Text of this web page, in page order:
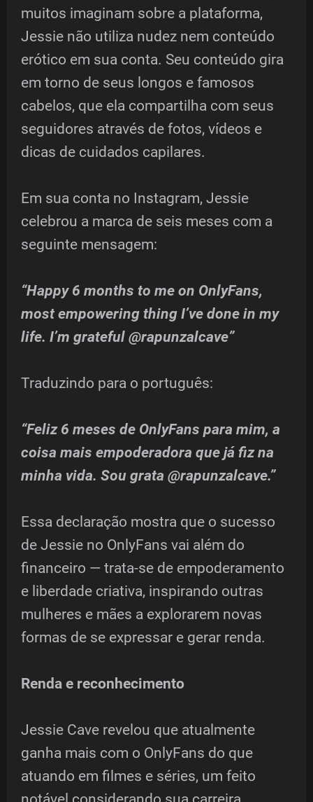
muitos imaginam sobre a plataforma,
Jessie não utiliza nudez nem conteúdo
erótico em sua conta. Seu conteúdo gira
em torno de seus longos e famosos
cabelos, que ela compartilha com seus
seguidores através de fotos, vídeos e
dicas de cuidados capilares.
Em sua conta no Instagram, Jessie
celebrou a marca de seis meses com a
seguinte mensagem:
“Happy 6 months to me on OnlyFans,
most empowering thing I’ve done in my
life. I’m grateful @rapunzalcave”
Traduzindo para o português:
“Feliz 6 meses de OnlyFans para mim, a
coisa mais empoderadora que já fiz na
minha vida. Sou grata @rapunzalcave.”
Essa declaração mostra que o sucesso
de Jessie no OnlyFans vai além do
financeiro — trata-se de empoderamento
e liberdade criativa, inspirando outras
mulheres e mães a explorarem novas
formas de se expressar e gerar renda.
Renda e reconhecimento
Jessie Cave revelou que atualmente
ganha mais com o OnlyFans do que
atuando em filmes e séries, um feito